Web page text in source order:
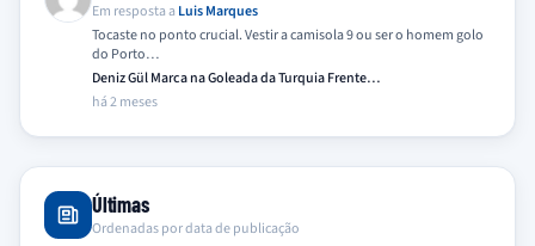
Em resposta a Luis Marques
Tocaste no ponto crucial. Vestir a camisola 9 ou ser o homem golo
do Porto…
Deniz Gül Marca na Goleada da Turquia Frente…
há 2 meses
Últimas
Ordenadas por data de publicação